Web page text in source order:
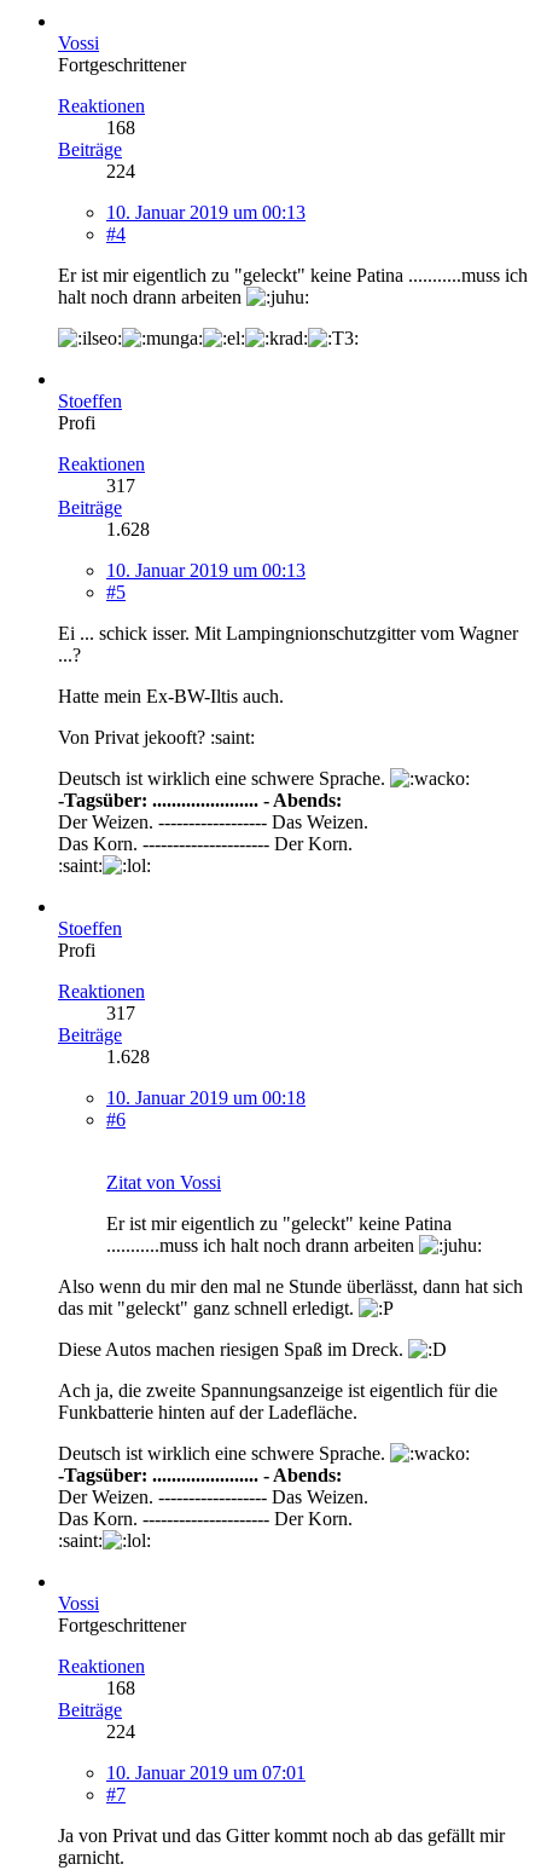
Vossi
Fortgeschrittener
Reaktionen
168
Beiträge
224
10. Januar 2019 um 00:13
#4
Er ist mir eigentlich zu "geleckt" keine Patina ...........muss ich
halt noch drann arbeiten
Stoeffen
Profi
Reaktionen
317
Beiträge
1.628
10. Januar 2019 um 00:13
#5
Ei ... schick isser. Mit Lampingnionschutzgitter vom Wagner
...?
Hatte mein Ex-BW-Iltis auch.
Von Privat jekooft? :saint:
Deutsch ist wirklich eine schwere Sprache.
-Tagsüber: ...................... - Abends:
Der Weizen. ------------------ Das Weizen.
Das Korn. --------------------- Der Korn.
:saint:
Stoeffen
Profi
Reaktionen
317
Beiträge
1.628
10. Januar 2019 um 00:18
#6
Zitat von Vossi
Er ist mir eigentlich zu "geleckt" keine Patina
...........muss ich halt noch drann arbeiten
Also wenn du mir den mal ne Stunde überlässt, dann hat sich
das mit "geleckt" ganz schnell erledigt.
Diese Autos machen riesigen Spaß im Dreck.
Ach ja, die zweite Spannungsanzeige ist eigentlich für die
Funkbatterie hinten auf der Ladefläche.
Deutsch ist wirklich eine schwere Sprache.
-Tagsüber: ...................... - Abends:
Der Weizen. ------------------ Das Weizen.
Das Korn. --------------------- Der Korn.
:saint:
Vossi
Fortgeschrittener
Reaktionen
168
Beiträge
224
10. Januar 2019 um 07:01
#7
Ja von Privat und das Gitter kommt noch ab das gefällt mir
garnicht.